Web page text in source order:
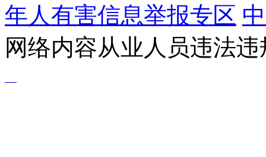
年人有害信息举报专区
网络内容从业人员违法